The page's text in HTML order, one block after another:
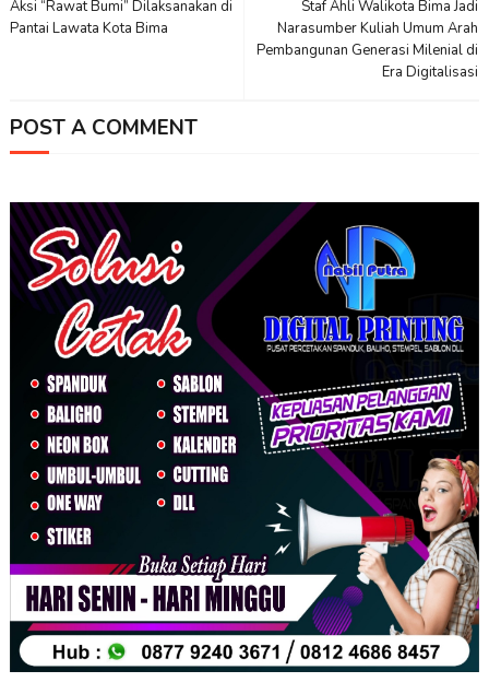
Staf Ahli Walikota Bima Jadi
Narasumber Kuliah Umum Arah
Pembangunan Generasi Milenial di
Era Digitalisasi
Aksi “Rawat Bumi” Dilaksanakan di
Pantai Lawata Kota Bima
POST A COMMENT